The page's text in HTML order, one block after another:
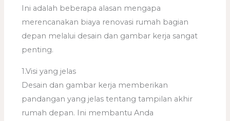
Ini adalah beberapa alasan mengapa
merencanakan biaya renovasi rumah bagian
depan melalui desain dan gambar kerja sangat
penting.
1.Visi yang jelas
Desain dan gambar kerja memberikan
pandangan yang jelas tentang tampilan akhir
rumah depan. Ini membantu Anda